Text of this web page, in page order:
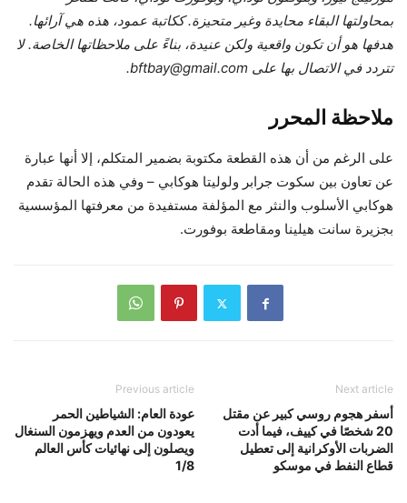
بمحاولتها البقاء محايدة وغير متحيزة. ككاتبة عمود، هذه هي آرائها.
هدفها هو أن تكون واقعية ولكن عنيدة، بناءً على ملاحظاتها الخاصة. لا
تتردد في الاتصال بها على bftbay@gmail.com.
ملاحظة المحرر
على الرغم من أن هذه القطعة مكتوبة بضمير المتكلم، إلا أنها عبارة
عن تعاون بين سكوت جرابر ولوليتا هوكابي – وفي هذه الحالة تقدم
هوكابي الأسلوب والنثر مع المؤلفة مستفيدة من معرفتها المؤسسية
بجزيرة سانت هيلينا ومقاطعة بوفورت.
Previous article
عودة العام: الشياطين الحمر
يعودون من العدم ويهزمون السنغال
ويصلون إلى نهائيات كأس العالم
1/8
Next article
أسفر هجوم روسي كبير عن مقتل
20 شخصًا في كييف، فيما أدت
الضربات الأوكرانية إلى تعطيل
قطاع النفط في موسكو